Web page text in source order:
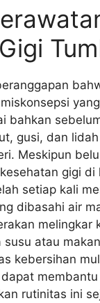
bahkan
gusi, dan
Meskipun
gigi
setiap kali
dibasahi air
susu atau
kebersihan
rutinitas ini